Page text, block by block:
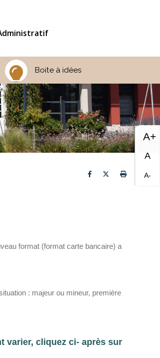
A+
A
A-
Partager surPartager sur
Imprimer
format (format carte bancaire) a
: majeur ou mineur, première
varier, cliquez ci- après sur
Boite à idées